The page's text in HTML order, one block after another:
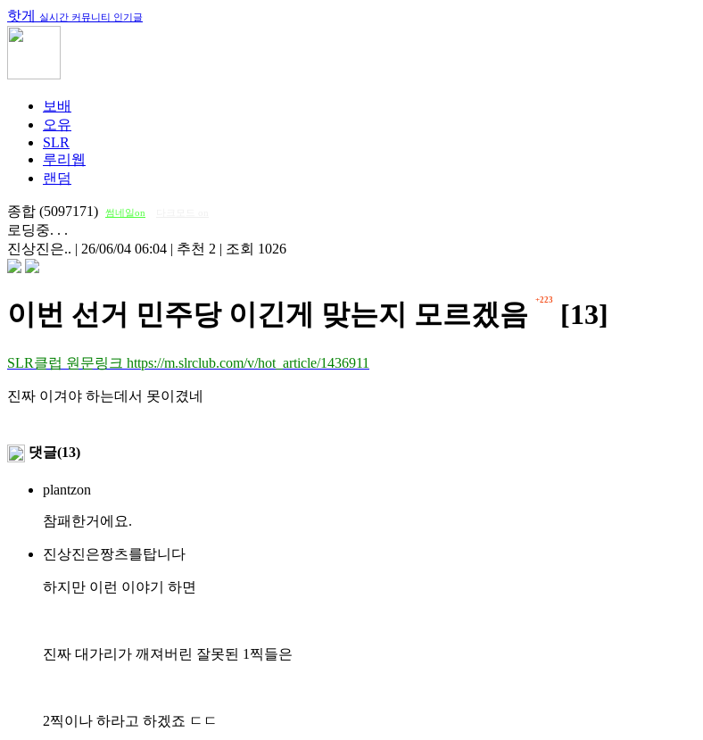
핫게 실시간 커뮤니티 인기글
보배
오유
SLR
루리웹
랜덤
종합 (5097171) 썸네일on
로딩중. . .
진상진은.. | 26/06/04 06:04 | 추천 2 | 조회 1026
이번 선거 민주당 이긴게 맞는지 모르겠음 +223 [13]
SLR클럽 원문링크 https://m.slrclub.com/v/hot_article/1436911
진짜 이겨야 하는데서 못이겼네
댓글(13)
plantzon
참패한거에요.
진상진은짱츠를탑니다
하지만 이런 이야기 하면
진짜 대가리가 깨져버린 잘못된 1찍들은
2찍이나 하라고 하겠죠 ㄷㄷ